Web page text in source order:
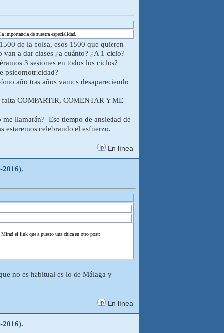
importancia de nuestra especialidad.
de la bolsa, esos 1500 que quieren
a dar clases ¿a cuánto? ¿A 1 ciclo?
3 sesiones en todos los ciclos?
psicomotricidad?
año tras años vamos desapareciendo
COMPARTIR, COMENTAR Y ME
llamarán? Ese tiempo de ansiedad de
estaremos celebrando el esfuerzo.
En línea
2016).
Mirad el link que a puesto una chica en otro post:
no es habitual es lo de Málaga y
En línea
2016).